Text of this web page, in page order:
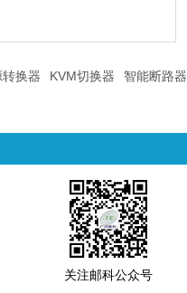
换器 KVM切换器 智能断路器
关注邮科公众号